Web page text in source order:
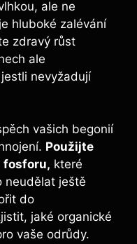
ale ne
hluboké zalévání
zdravý růst
ale
nevyžadují
vašich begonií
Použijte
fosforu, které
neudělat ještě
do
jaké organické
vaše odrůdy.